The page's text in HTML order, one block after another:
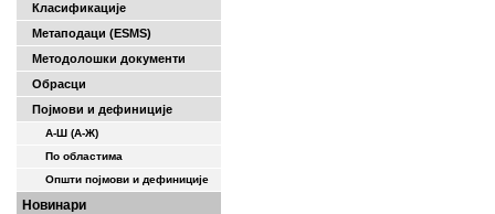
Класификације
Метаподаци (ESMS)
Методолошки документи
Обрасци
Појмови и дефиниције
А-Ш (A-Ж)
По областима
Општи појмови и дефиниције
Новинари